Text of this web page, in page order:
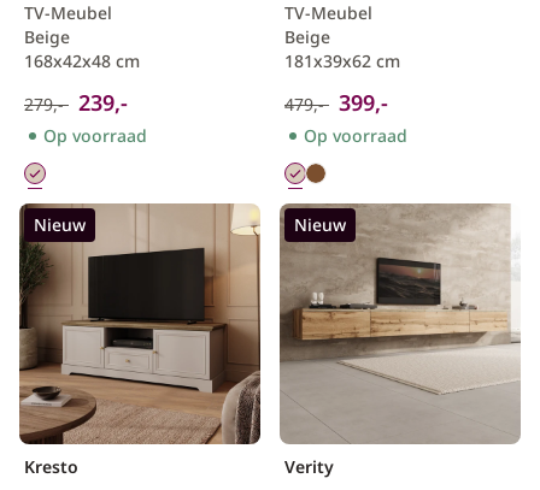
TV-Meubel
Beige
168x42x48 cm
279,- 239,-
Op voorraad
TV-Meubel
Beige
181x39x62 cm
479,- 399,-
Op voorraad
Nieuw
Kresto
Nieuw
Verity